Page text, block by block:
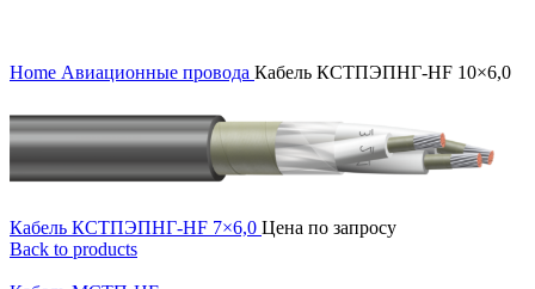
Home Авиационные провода Кабель КСТПЭПНГ-HF 10×6,0
Кабель КСТПЭПНГ-HF 7×6,0 Цена по запросу
Back to products